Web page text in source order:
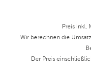
Preis inkl.
Wir berechnen die
Der Preis